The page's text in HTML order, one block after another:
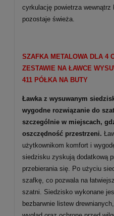
cyrkulację powietrza
pozostaje świeża.
SZAFKA METALOWA DLA 4
ZESTAWIE NA ŁAWCE
411 PÓŁKA NA BUTY
Ławka z wysuwanym
wygodne rozwiązanie do
szczególnie w miejscach,
oszczędność przestrzeni.
użytkownikom komfort i
siedzisku zyskują dodatkową
przebierania się. Po użyciu
szafkę, co pozwala na
szatni. Siedzisko wykonane
bezbarwnie listew